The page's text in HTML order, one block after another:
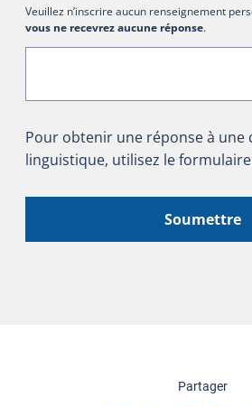
Veuillez n’inscrire aucun renseignement
vous ne recevrez aucune réponse.
Pour obtenir une réponse à
linguistique, utilisez le formulaire
Soumettre
Partager